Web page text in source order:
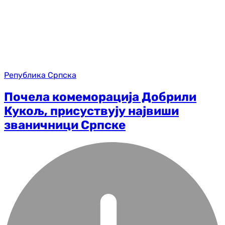
Република Српска
Почела комеморација Добрили
Кукољ, присуствују највиши
званичници Српске